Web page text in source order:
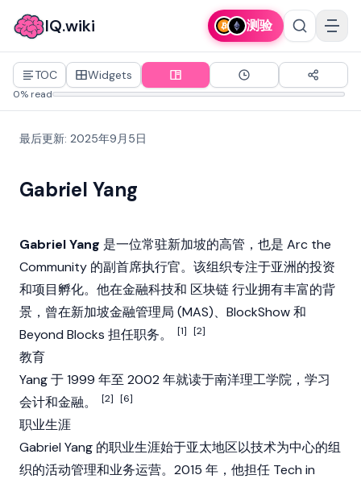
IQ.wiki 测验
TOC Widgets
0% read
最后更新: 2025年9月5日
Gabriel Yang
Gabriel Yang 是一位常驻新加坡的高管，也是 Arc the
Community 的副首席执行官。该组织专注于亚洲的投资
和项目孵化。他在金融科技和 区块链行业拥有丰富的背
景，曾在新加坡金融管理局 (MAS)、BlockShow 和
Beyond Blocks 担任职务。
[1] [2]
教育
Yang 于 1999 年至 2002 年就读于南洋理工学院，学习
会计和金融。
[2] [6]
职业生涯
Gabriel Yang 的职业生涯始于亚太地区以技术为中心的组
织的活动管理和业务运营。2015 年，他担任 Tech in